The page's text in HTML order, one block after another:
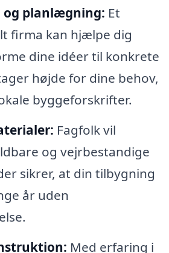
og planlægning: Et
firma kan hjælpe dig
dine idéer til konkrete
højde for dine behov,
byggeforskrifter.
Fagfolk vil
og vejrbestandige
sikrer, at din tilbygning
år uden
Med erfaring i